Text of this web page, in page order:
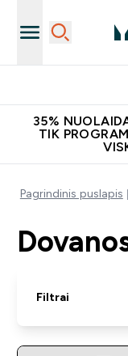
35%
TIK
Pagrindinis puslapis
Filtrai